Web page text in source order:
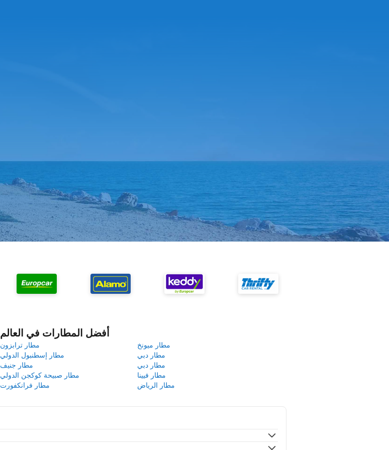
أفضل المطارات في العالم
مطار ترابزون
مطار ميونخ
مطار إسطنبول الدولي
مطار دبي
مطار جنيف
مطار دبي
مطار صبيحة كوكجن الدولي
مطار فيينا
مطار فرانكفورت
مطار الرياض